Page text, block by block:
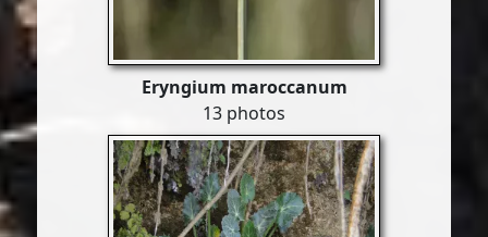
Eryngium maroccanum
13 photos